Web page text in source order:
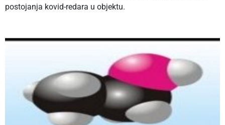
postojanja kovid-redara u objektu.